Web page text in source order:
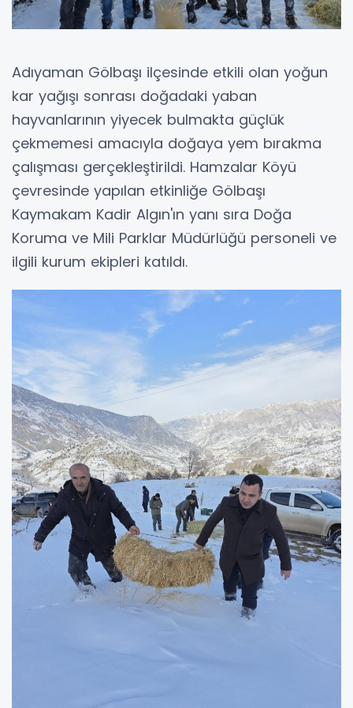
Adıyaman Gölbaşı ilçesinde etkili olan yoğun
kar yağışı sonrası doğadaki yaban
hayvanlarının yiyecek bulmakta güçlük
çekmemesi amacıyla doğaya yem bırakma
çalışması gerçekleştirildi. Hamzalar Köyü
çevresinde yapılan etkinliğe Gölbaşı
Kaymakam Kadir Algın'ın yanı sıra Doğa
Koruma ve Mili Parklar Müdürlüğü personeli ve
ilgili kurum ekipleri katıldı.